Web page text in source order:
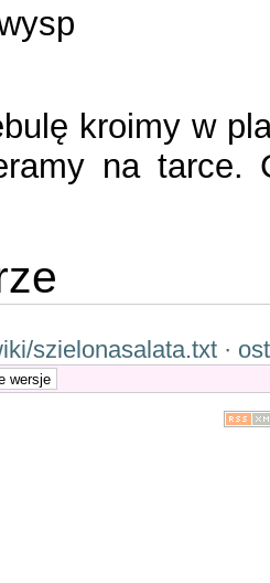
kroimy w
na tarce.
szielonasalata.txt ·